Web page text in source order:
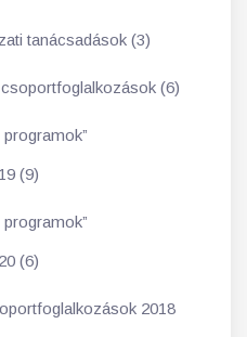
tanácsadások (3)
(6)
programok”
(9)
programok”
(6)
2018